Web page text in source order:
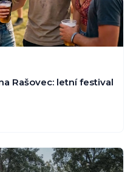
Rašovec: letní festival